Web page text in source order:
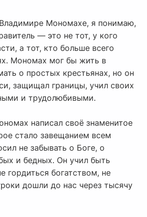
Мономахе, я понимаю,
— это не тот, у кого
а тот, кто больше всего
Мономах мог бы жить в
о простых крестьянах, но он
защищал границы, учил своих
и трудолюбивыми.
написал своё знаменитое
стало завещанием всем
не забывать о Боге, о
и бедных. Он учил быть
гордиться богатством, не
дошли до нас через тысячу